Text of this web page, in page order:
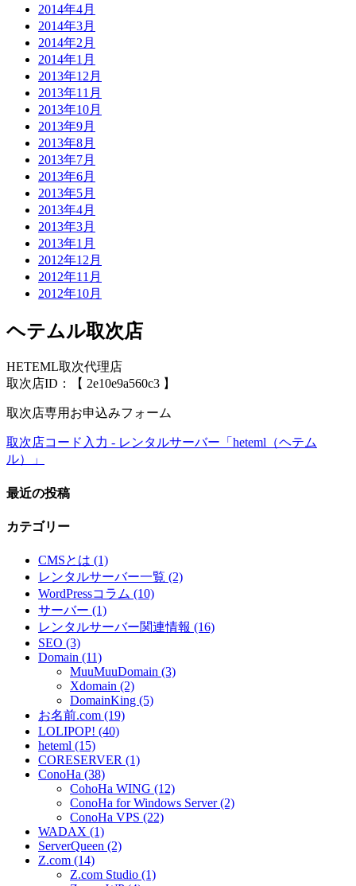
2014年4月
2014年3月
2014年2月
2014年1月
2013年12月
2013年11月
2013年10月
2013年9月
2013年8月
2013年7月
2013年6月
2013年5月
2013年4月
2013年3月
2013年1月
2012年12月
2012年11月
2012年10月
ヘテムル取次店
HETEML取次代理店
取次店ID：【 2e10e9a560c3 】
取次店専用お申込みフォーム
取次店コード入力 - レンタルサーバー「heteml（ヘテム
ル）」
最近の投稿
カテゴリー
CMSとは (1)
レンタルサーバー一覧 (2)
WordPressコラム (10)
サーバー (1)
レンタルサーバー関連情報 (16)
SEO (3)
Domain (11)
MuuMuuDomain (3)
Xdomain (2)
DomainKing (5)
お名前.com (19)
LOLIPOP! (40)
heteml (15)
CORESERVER (1)
ConoHa (38)
CohoHa WING (12)
ConoHa for Windows Server (2)
ConoHa VPS (22)
WADAX (1)
ServerQueen (2)
Z.com (14)
Z.com Studio (1)